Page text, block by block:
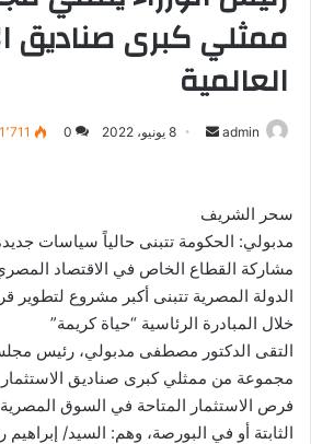
ممثلي كبرى صناديق
العالمية
admin
ب
ر
8 يونيو، 2022 0 1٬711
سحر الشريف
مدبولي: الحكومة تتبنى حالياً سياسات
مشاركة القطاع الخاص في الاقتصاد
الدولة المصرية تتبنى أكبر مشروع
خلال المبادرة الرئاسية “حياة كريمة”
التقى الدكتور مصطفى مدبولي، رئيس
مجموعة من ممثلي كبرى صناديق الاستثمار
فرص الاستثمار المتاحة في السوق
الثابتة أو في البورصة، وهم: السيد/